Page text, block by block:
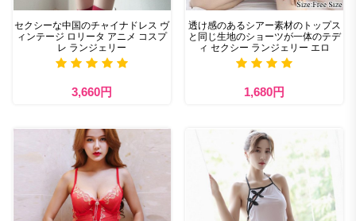
セクシーな中国のチャイナドレス ヴ
ィンテージ ロリータ アニメ コスプ
レ ランジェリー
3,660円
透け感のあるシアー素材のトップス
と同じ生地のショーツが一体のテデ
ィ セクシー ランジェリー エロ
1,680円